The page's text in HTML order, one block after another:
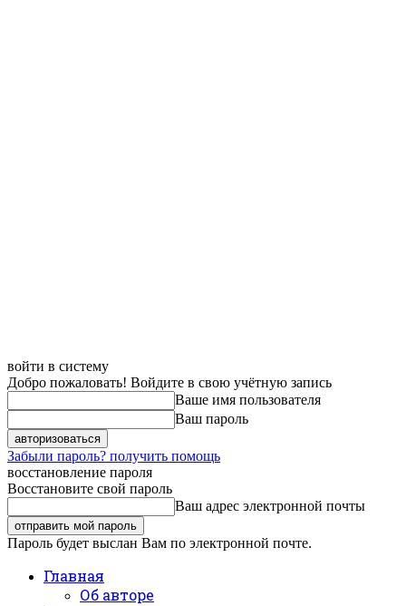
войти в систему
Добро пожаловать! Войдите в свою учётную запись
Ваше имя пользователя
Ваш пароль
Забыли пароль? получить помощь
восстановление пароля
Восстановите свой пароль
Ваш адрес электронной почты
Пароль будет выслан Вам по электронной почте.
Главная
Об авторе